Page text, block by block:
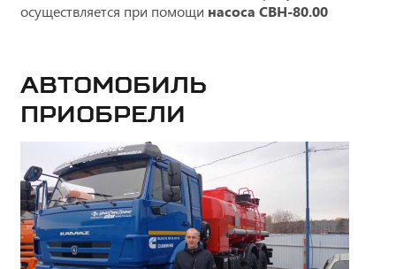
осуществляется при помощи насоса СВН-80.00
Автомобиль
приобрели